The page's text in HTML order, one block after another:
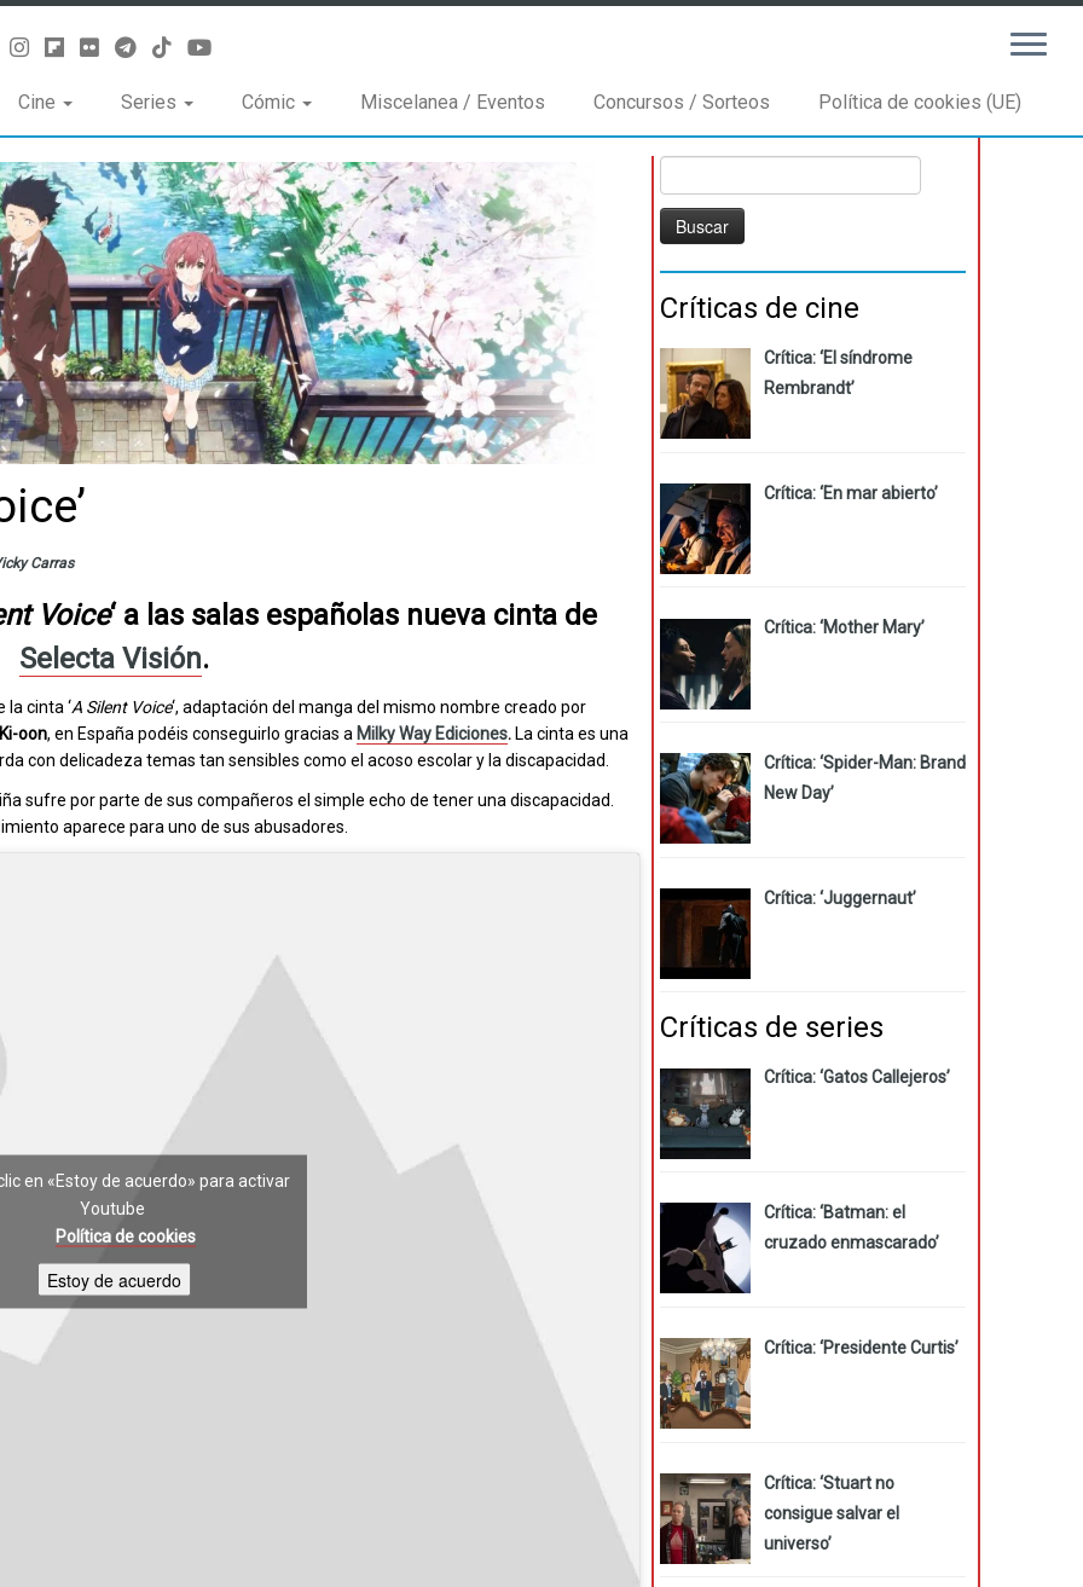
Cine Series Cómic Miscelanea / Eventos Concursos / Sorteos Política de cookies (UE)
Carras
Voice‘ a las salas españolas nueva cinta de
Selecta Visión.
cinta ‘A Silent Voice‘, adaptación del manga del mismo nombre creado por
Ki-oon, en España podéis conseguirlo gracias a Milky Way Ediciones. La cinta es una
con delicadeza temas tan sensibles como el acoso escolar y la discapacidad.
sufre por parte de sus compañeros el simple echo de tener una discapacidad.
aparece para uno de sus abusadores.
en «Estoy de acuerdo» para activar
Youtube
Política de cookies
Estoy de acuerdo
Críticas de cine
Crítica: ‘El síndrome
Rembrandt’
Crítica: ‘En mar abierto’
Crítica: ‘Mother Mary’
Crítica: ‘Spider-Man: Brand
New Day’
Crítica: ‘Juggernaut’
Críticas de series
Crítica: ‘Gatos Callejeros’
Crítica: ‘Batman: el
cruzado enmascarado’
Crítica: ‘Presidente Curtis’
Crítica: ‘Stuart no
consigue salvar el
universo’